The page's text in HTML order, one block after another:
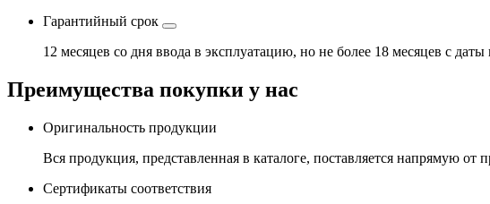
Гарантийный срок
12 месяцев со дня ввода в эксплуатацию, но не более 18 месяцев с
Преимущества покупки у нас
Оригинальность продукции
Вся продукция, представленная в каталоге, поставляется напрямую от
Сертификаты соответствия